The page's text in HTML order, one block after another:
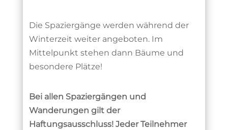
Die Spaziergänge werden während der
Winterzeit weiter angeboten. Im
Mittelpunkt stehen dann Bäume und
besondere Plätze!
Bei allen Spaziergängen und
Wanderungen gilt der
Haftungsausschluss! Jeder Teilnehmer